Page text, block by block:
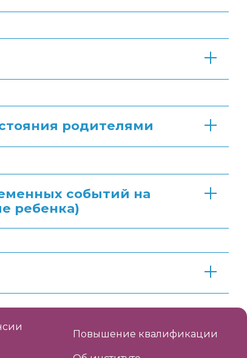
родителями
событий на
ребенка)
Повышение квалификации